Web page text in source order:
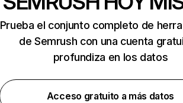
Prueba el conjunto completo de
de Semrush con una cuenta
profundiza en los datos
Acceso gratuito a más datos